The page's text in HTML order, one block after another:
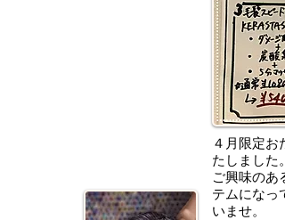
４月限定お
たしました。
ご興味のあ
テムになっ
いませ。